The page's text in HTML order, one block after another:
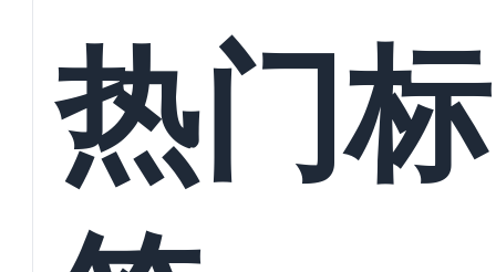
热门标